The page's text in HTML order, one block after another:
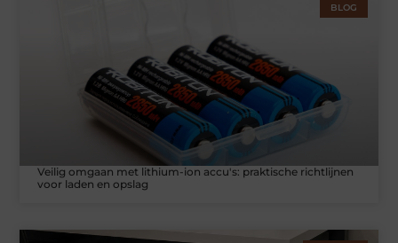
BLOG
Veilig omgaan met lithium-ion accu's: praktische richtlijnen
voor laden en opslag